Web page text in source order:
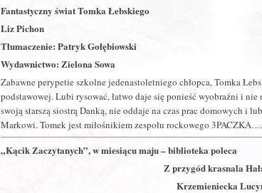
Fantastyczny świat Tomka Łebskiego
Liz Pichon
Tłumaczenie: Patryk Gołębiowski
Wydawnictwo: Zielona Sowa
Zabawne perypetie szkolne jedenastoletniego chłopca, Tomka
podstawowej. Lubi rysować, łatwo daje się ponieść wyobraźni i
swoją starszą siostrą Danką, nie oddaje na czas prac domowych i
Markowi. Tomek jest miłośnikiem zespołu rockowego 3PACZKA….
„Kącik Zaczytanych”, w miesiącu maju – biblioteka poleca
Z przygód krasnala
Krzemieniecka